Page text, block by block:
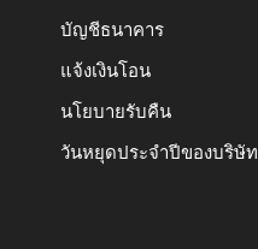
บัญชีธนาคาร
แจ้งเงินโอน
นโยบายรับคืน
วันหยุดประจำปีของบริษัท